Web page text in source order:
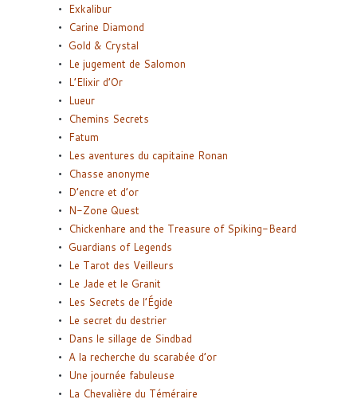
Exkalibur
Carine Diamond
Gold & Crystal
Le jugement de Salomon
L’Elixir d’Or
Lueur
Chemins Secrets
Fatum
Les aventures du capitaine Ronan
Chasse anonyme
D’encre et d’or
N-Zone Quest
Chickenhare and the Treasure of Spiking-Beard
Guardians of Legends
Le Tarot des Veilleurs
Le Jade et le Granit
Les Secrets de l’Égide
Le secret du destrier
Dans le sillage de Sindbad
A la recherche du scarabée d’or
Une journée fabuleuse
La Chevalière du Téméraire